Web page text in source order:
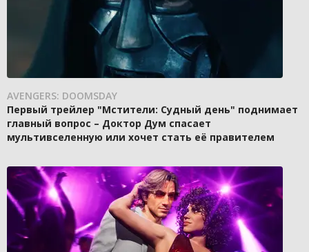
AVENGERS: DOOMSDAY
Первый трейлер "Мстители: Судный день" поднимает
главный вопрос – Доктор Дум спасает
мультивселенную или хочет стать её правителем